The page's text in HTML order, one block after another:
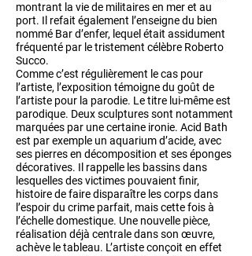
montrant la vie de militaires en mer et au
port. Il refait également l’enseigne du bien
nommé Bar d’enfer, lequel était assidument
fréquenté par le tristement célèbre Roberto
Succo.
Comme c’est régulièrement le cas pour
l’artiste, l’exposition témoigne du goût de
l’artiste pour la parodie. Le titre lui-même est
parodique. Deux sculptures sont notamment
marquées par une certaine ironie. Acid Bath
est par exemple un aquarium d’acide, avec
ses pierres en décomposition et ses éponges
décoratives. Il rappelle les bassins dans
lesquelles des victimes pouvaient finir,
histoire de faire disparaître les corps dans
l’espoir du crime parfait, mais cette fois à
l’échelle domestique. Une nouvelle pièce,
réalisation déjà centrale dans son œuvre,
achève le tableau. L’artiste conçoit en effet